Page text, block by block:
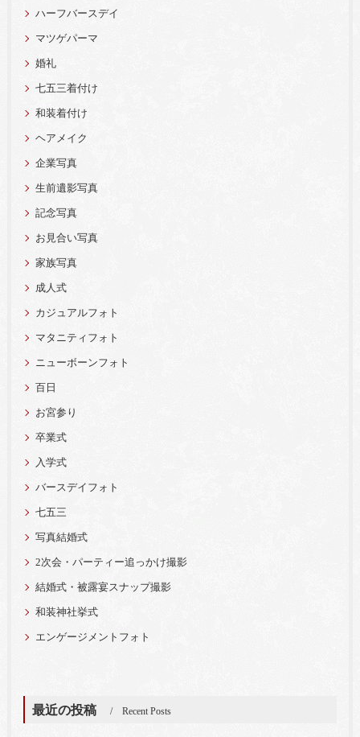
ハーフバースデイ
マツゲパーマ
婚礼
七五三着付け
和装着付け
ヘアメイク
企業写真
生前遺影写真
記念写真
お見合い写真
家族写真
成人式
カジュアルフォト
マタニティフォト
ニューボーンフォト
百日
お宮参り
卒業式
入学式
バースデイフォト
七五三
写真結婚式
2次会・パーティー追っかけ撮影
結婚式・被露宴スナップ撮影
和装神社挙式
エンゲージメントフォト
最近の投稿 Recent Posts